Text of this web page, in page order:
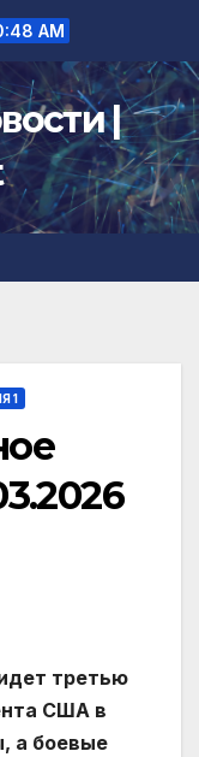
AM
|
1
третью
США в
а боевые